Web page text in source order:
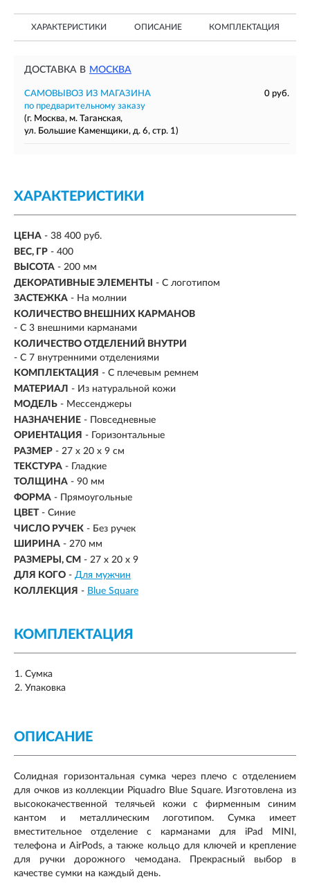
ХАРАКТЕРИСТИКИ ОПИСАНИЕ КОМПЛЕКТАЦИЯ
ДОСТАВКА В МОСКВА
САМОВЫВОЗ ИЗ МАГАЗИНА
0 руб.
по предварительному заказу
(г. Москва, м. Таганская,
ул. Большие Каменщики, д. 6, стр. 1)
ХАРАКТЕРИСТИКИ
ЦЕНА - 38 400 руб.
ВЕС, ГР - 400
ВЫСОТА - 200 мм
ДЕКОРАТИВНЫЕ ЭЛЕМЕНТЫ
- С логотипом
ЗАСТЕЖКА - На молнии
КОЛИЧЕСТВО ВНЕШНИХ КАРМАНОВ
- С 3 внешними карманами
КОЛИЧЕСТВО ОТДЕЛЕНИЙ ВНУТРИ
- С 7 внутренними отделениями
КОМПЛЕКТАЦИЯ - С плечевым ремнем
МАТЕРИАЛ - Из натуральной кожи
МОДЕЛЬ - Мессенджеры
НАЗНАЧЕНИЕ - Повседневные
ОРИЕНТАЦИЯ - Горизонтальные
РАЗМЕР - 27 x 20 x 9 см
ТЕКСТУРА - Гладкие
ТОЛЩИНА - 90 мм
ФОРМА - Прямоугольные
ЦВЕТ - Синие
ЧИСЛО РУЧЕК - Без ручек
ШИРИНА - 270 мм
РАЗМЕРЫ, СМ - 27 x 20 x 9
ДЛЯ КОГО - Для мужчин
КОЛЛЕКЦИЯ - Blue Square
КОМПЛЕКТАЦИЯ
Сумка
Упаковка
ОПИСАНИЕ
Солидная горизонтальная сумка через плечо с отделением
для очков из коллекции Piquadro Blue Square. Изготовлена из
высококачественной телячьей кожи с фирменным синим
кантом и металлическим логотипом. Сумка имеет
вместительное отделение с карманами для iPad MINI,
телефона и AirPods, а также кольцо для ключей и крепление
для ручки дорожного чемодана. Прекрасный выбор в
качестве сумки на каждый день.